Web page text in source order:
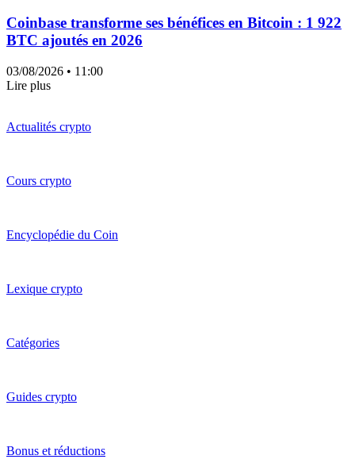
Coinbase transforme ses bénéfices en Bitcoin : 1 922
BTC ajoutés en 2026
03/08/2026 • 11:00
Lire plus
Actualités crypto
Cours crypto
Encyclopédie du Coin
Lexique crypto
Catégories
Guides crypto
Bonus et réductions